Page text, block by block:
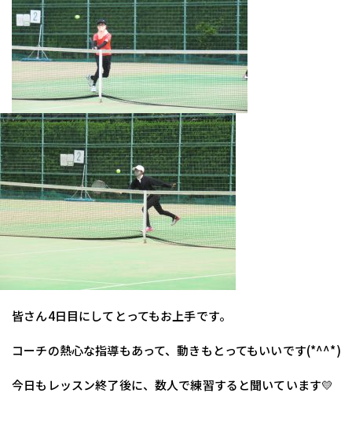
皆さん4日目にしてとってもお上手です。
コーチの熱心な指導もあって、動きもとってもいいです(*^^*)
今日もレッスン終了後に、数人で練習すると聞いています💛